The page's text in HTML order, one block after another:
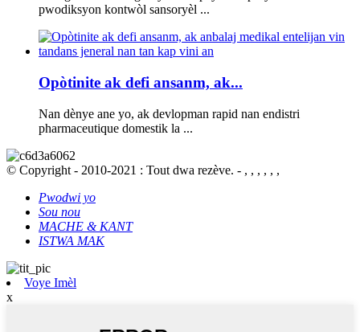
pwodiksyon kontwòl sansoryèl ...
Opòtinite ak defi ansanm, ak...
Nan dènye ane yo, ak devlopman rapid nan endistri
pharmaceutique domestik la ...
© Copyright - 2010-2021 : Tout dwa rezève. - , , , , , ,
Pwodwi yo
Sou nou
MACHE & KANT
ISTWA MAK
Voye Imèl
x